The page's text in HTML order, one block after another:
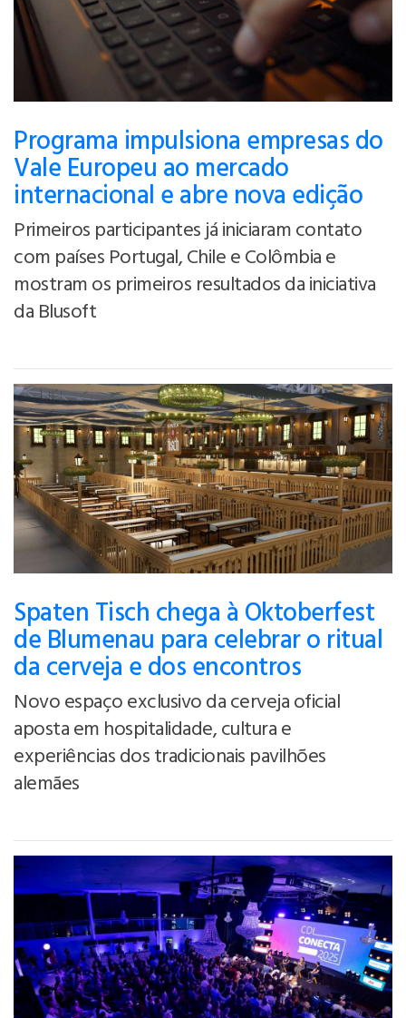
Programa impulsiona empresas do
Vale Europeu ao mercado
internacional e abre nova edição
Primeiros participantes já iniciaram contato
com países Portugal, Chile e Colômbia e
mostram os primeiros resultados da iniciativa
da Blusoft
Spaten Tisch chega à Oktoberfest
de Blumenau para celebrar o ritual
da cerveja e dos encontros
Novo espaço exclusivo da cerveja oficial
aposta em hospitalidade, cultura e
experiências dos tradicionais pavilhões
alemães